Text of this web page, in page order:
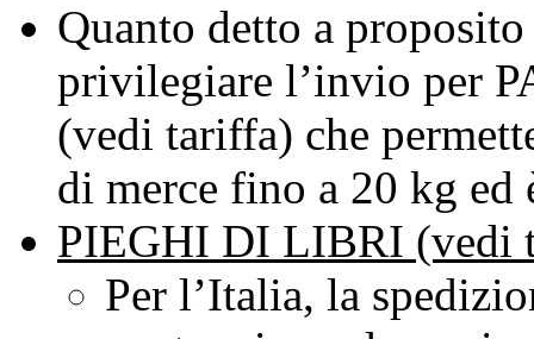
Quanto detto a
privilegiare l’invio per
(vedi tariffa) che
di merce fino a 20 kg
PIEGHI DI LIBRI (vedi
Per l’Italia, la